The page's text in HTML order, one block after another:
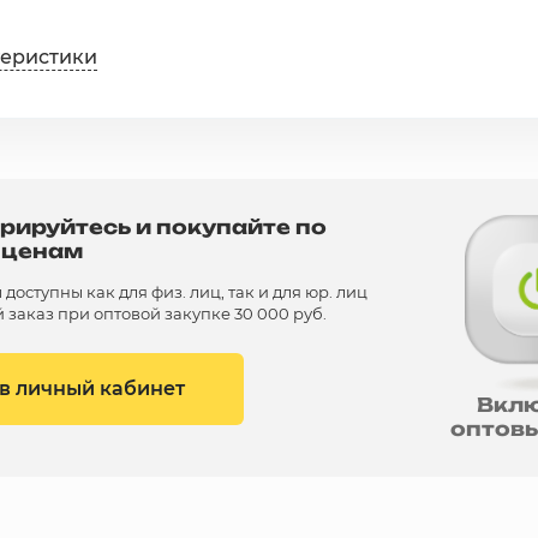
и покупайте по
как для физ. лиц, так и для юр. лиц
при оптовой закупке 30 000 руб.
личный кабинет